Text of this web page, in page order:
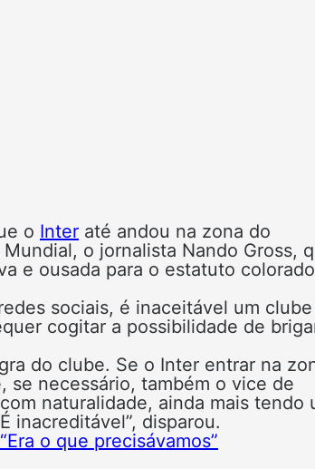
o Inter até andou na zona do
o jornalista Nando Gross,
e ousada para o estatuto
sociais, é inaceitável um
cogitar a possibilidade de
do clube. Se o Inter entrar na
se necessário, também o vice de
naturalidade, ainda mais tendo
inacreditável”, disparou.
o que precisávamos”